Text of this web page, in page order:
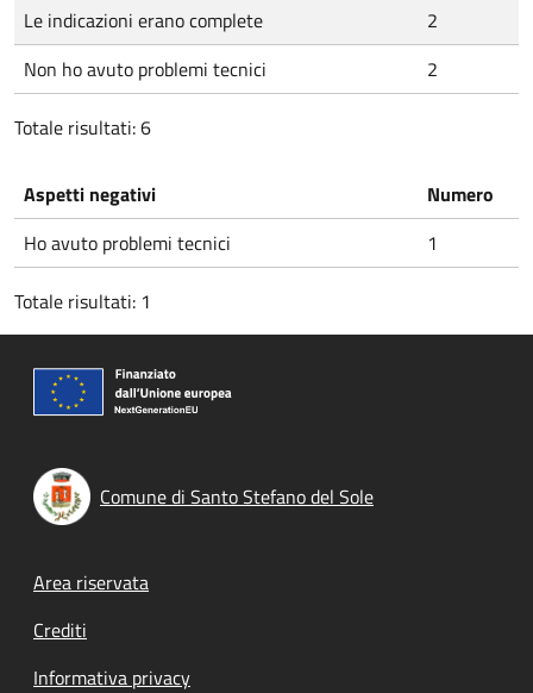
Le indicazioni erano complete
2
Non ho avuto problemi tecnici
2
Totale risultati: 6
Aspetti negativi
Numero
Ho avuto problemi tecnici
1
Totale risultati: 1
Comune di Santo Stefano del Sole
Footer menu
Area riservata
Crediti
Informativa privacy